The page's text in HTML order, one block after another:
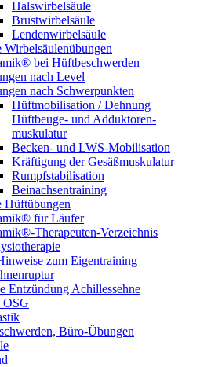
Halswirbelsäule
Brustwirbelsäule
Lendenwirbelsäule
Wirbelsäulenübungen
bei Hüftbeschwerden
nach Level
nach Schwerpunkten
Hüftmobilisation / Dehnung
Hüftbeuge- und Adduktoren­
muskulatur
Becken- und LWS-Mobilisation
Kräftigung der Gesäß­muskulatur
Rumpf­stabilisation
Beinachsen­training
Hüftübungen
für Läufer
Therapeuten-Verzeichnis
zum Eigentraining
Entzündung Achillessehne
OSG
Büro-Übungen